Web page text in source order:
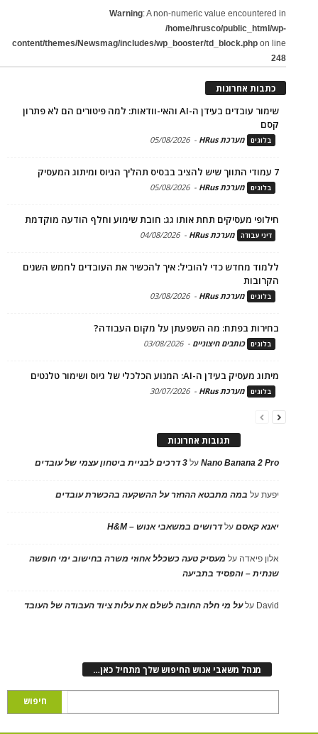
Warning: A non-numeric value encountered in
/home/hrusco/public_html/wp-
content/themes/Newsmag/includes/wp_booster/td_block.php on line
248
כתבות אחרונות
שימור עובדים בעידן ה-AI והאי-וודאות: למה פיטורים הם לא פתרון
קסם
בלוגים מערכת HRus -
05/08/2026
7 עמודי התווך שיש להציב בבסיס תהליך הגיוס ומיתוג המעסיק
בלוגים מערכת HRus -
05/08/2026
חילופי מעסיקים תחת אותו גג: חובת שימוע וחלף הודעה מוקדמת
דיני עבודה מערכת HRus -
04/08/2026
ללמוד מחדש כדי להוביל: איך להכשיר את העובדים לחמש השנים
הקרובות
בלוגים מערכת HRus -
03/08/2026
בחירות בפתח: מה השפעתן על מקום העבודה?
בלוגים כותבים חיצוניים -
03/08/2026
מיתוג מעסיק בעידן ה-AI: המנוע הכלכלי של גיוס ושימור טלנטים
בלוגים מערכת HRus -
30/07/2026
תגובות אחרונות
Nano Banana 2 Proעל 3 דרכים לבניית ביטחון עצמי של עובדים
יפעתעל במה מתבטא ההחזר על ההשקעה בהכשרת עובדים
יאנא קאסםעלדרושים במשאבי אנוש – H&M
אלון פיאדה על מעסיק טעה כשכלל אחוזי משרה בחישוב ימי חופשה
שנתית – והפסיד בתביעה
David עלעל מי חלה החובה לשלם את עלות ציוד העבודה של העובד
מנהל משאבי אנוש החיפוש שלך מתחיל כאן…